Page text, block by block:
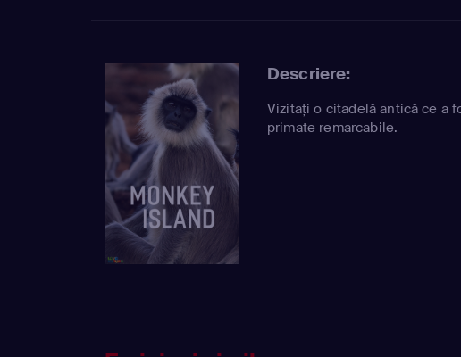
Descriere:
Vizitați o citadelă antică ce a
primate remarcabile.